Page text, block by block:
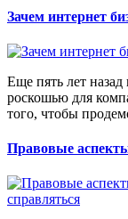
Зачем интернет
Еще пять лет назад
роскошью для
того, чтобы
Правовые